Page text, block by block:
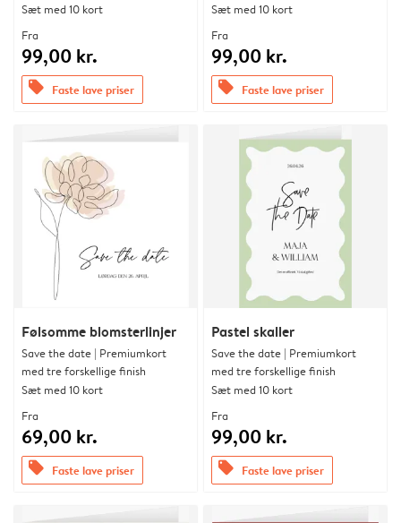
Sæt med 10 kort
Fra
99,00 kr.
offers Faste lave priser
Sæt med 10 kort
Fra
99,00 kr.
offers Faste lave priser
Følsomme blomsterlinjer
Save the date | Premiumkort
med tre forskellige finish
Sæt med 10 kort
Fra
69,00 kr.
offers Faste lave priser
Pastel skaller
Save the date | Premiumkort
med tre forskellige finish
Sæt med 10 kort
Fra
99,00 kr.
offers Faste lave priser